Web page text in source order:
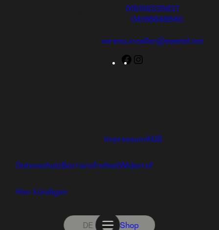
DE Shop
015156325627
04166848640
verena.moeller@ewetel.net
Facebook
ImpressumAGB
DatenschutzBarrierefreiheitWiderruf
Hier kündigen